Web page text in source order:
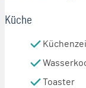
Küche
Toaster